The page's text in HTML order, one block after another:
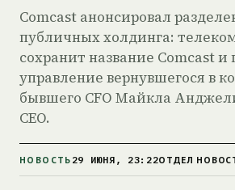
Comcast анонсировал
публичных холдинга:
сохранит название Comcast
управление вернувшегося в
бывшего CFO Майкла
CEO.
НОВОСТЬ 29 ИЮНЯ, 23:22ОТДЕЛ